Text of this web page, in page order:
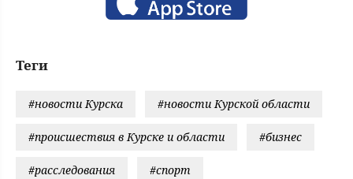
Теги
#новости Курска #новости Курской области
#происшествия в Курске и области #бизнес
#расследования #спорт